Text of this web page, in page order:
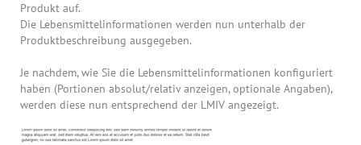
Produkt auf.
Die Lebensmittelinformationen werden nun unterhalb der
Produktbeschreibung ausgegeben.
Je nachdem, wie Sie die Lebensmittelinformationen konfiguriert
haben (Portionen absolut/relativ anzeigen, optionale Angaben),
werden diese nun entsprechend der LMIV angezeigt.